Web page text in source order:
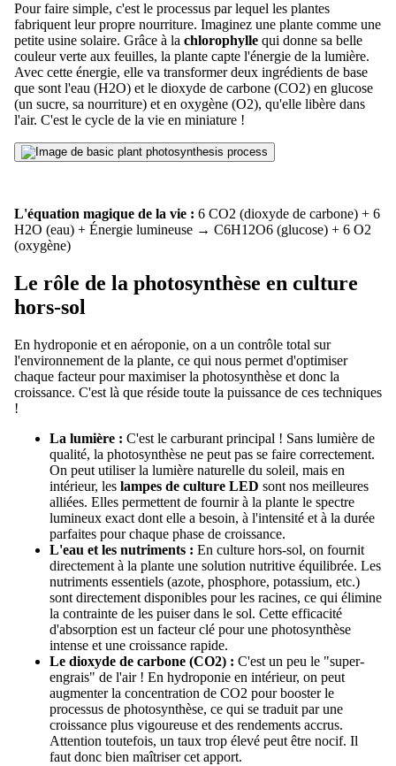
Pour faire simple, c'est le processus par lequel les plantes
fabriquent leur propre nourriture. Imaginez une plante comme une
petite usine solaire. Grâce à la chlorophylle qui donne sa belle
couleur verte aux feuilles, la plante capte l'énergie de la lumière.
Avec cette énergie, elle va transformer deux ingrédients de base
que sont l'eau (H2O) et le dioxyde de carbone (CO2) en glucose
(un sucre, sa nourriture) et en oxygène (O2), qu'elle libère dans
l'air. C'est le cycle de la vie en miniature !
L'équation magique de la vie : 6 CO2 (dioxyde de carbone) + 6
H2O (eau) + Énergie lumineuse → C6H12O6 (glucose) + 6 O2
(oxygène)
Le rôle de la photosynthèse en culture
hors-sol
En hydroponie et en aéroponie, on a un contrôle total sur
l'environnement de la plante, ce qui nous permet d'optimiser
chaque facteur pour maximiser la photosynthèse et donc la
croissance. C'est là que réside toute la puissance de ces techniques
!
La lumière : C'est le carburant principal ! Sans lumière de
qualité, la photosynthèse ne peut pas se faire correctement.
On peut utiliser la lumière naturelle du soleil, mais en
intérieur, les lampes de culture LED sont nos meilleures
alliées. Elles permettent de fournir à la plante le spectre
lumineux exact dont elle a besoin, à l'intensité et à la durée
parfaites pour chaque phase de croissance.
L'eau et les nutriments : En culture hors-sol, on fournit
directement à la plante une solution nutritive équilibrée. Les
nutriments essentiels (azote, phosphore, potassium, etc.)
sont directement disponibles pour les racines, ce qui élimine
la contrainte de les puiser dans le sol. Cette efficacité
d'absorption est un facteur clé pour une photosynthèse
intense et une croissance rapide.
Le dioxyde de carbone (CO2) : C'est un peu le "super-
engrais" de l'air ! En hydroponie en intérieur, on peut
augmenter la concentration de CO2 pour booster le
processus de photosynthèse, ce qui se traduit par une
croissance plus vigoureuse et des rendements accrus.
Attention toutefois, un taux trop élevé peut être nocif. Il
faut donc bien maîtriser cet apport.